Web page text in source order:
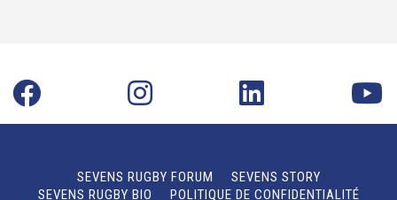
SEVENS RUGBY FORUM
SEVENS STORY
SEVENS RUGBY BIO
POLITIQUE DE CONFIDENTIALITÉ